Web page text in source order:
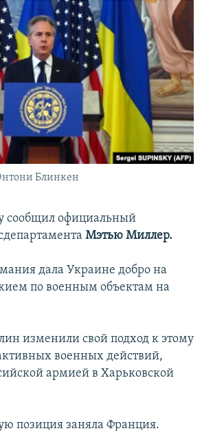
Блинкен
сообщил официальный
Мэтью Миллер.
дала Украине добро на
по военным объектам на
изменили свой подход к этому
военных действий,
армией в Харьковской
позиция заняла Франция.